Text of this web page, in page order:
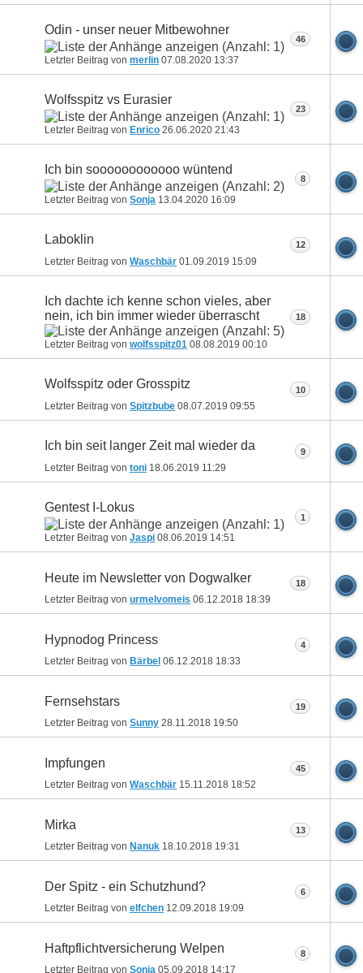
Odin - unser neuer Mitbewohner
Letzter Beitrag von merlin 07.08.2020 13:37
46
Wolfsspitz vs Eurasier
Letzter Beitrag von Enrico 26.06.2020 21:43
23
Ich bin soooooooooooo wüntend
Letzter Beitrag von Sonja 13.04.2020 16:09
8
Laboklin
Letzter Beitrag von Waschbär 01.09.2019 15:09
12
Ich dachte ich kenne schon vieles, aber
nein, ich bin immer wieder überrascht
Letzter Beitrag von wolfsspitz01 08.08.2019 00:10
18
Wolfsspitz oder Grosspitz
Letzter Beitrag von Spitzbube 08.07.2019 09:55
10
Ich bin seit langer Zeit mal wieder da
Letzter Beitrag von toni 18.06.2019 11:29
9
Gentest I-Lokus
Letzter Beitrag von Jaspi 08.06.2019 14:51
1
Heute im Newsletter von Dogwalker
Letzter Beitrag von urmelvomeis 06.12.2018 18:39
18
Hypnodog Princess
Letzter Beitrag von Bärbel 06.12.2018 18:33
4
Fernsehstars
Letzter Beitrag von Sunny 28.11.2018 19:50
19
Impfungen
Letzter Beitrag von Waschbär 15.11.2018 18:52
45
Mirka
Letzter Beitrag von Nanuk 18.10.2018 19:31
13
Der Spitz - ein Schutzhund?
Letzter Beitrag von elfchen 12.09.2018 19:09
6
Haftpflichtversicherung Welpen
Letzter Beitrag von Sonja 05.09.2018 14:17
8